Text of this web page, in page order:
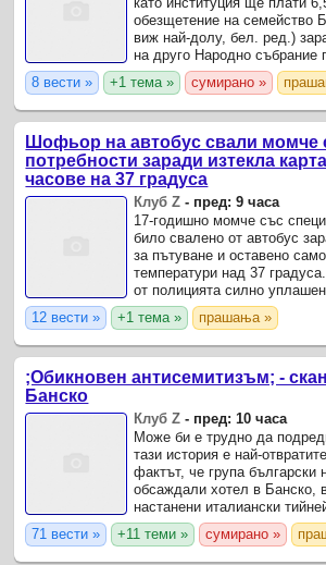
обезщетение на семейство
виж най-долу, бел. ред.)
на друго Народно събрание
присетих за поръчаните
кафета за 100 ...
8 вести » +1 тема » сумирано »
Шофьор на автобус свали момче
потребности заради изтекла
часове на 37 градуса
Клуб Z - пред: 9 часа
17-годишно момче със
било свалено от автобус
за пътуване и оставено
температури над 37
от полицията силно
съобщиха от Областната
Плевен.
12 вести » +1 тема » прашања »
;Обикновен антисемитизъм; -
Банско
Клуб Z - пред: 10 часа
Може би е трудно да
тази история е най-
фактът, че група български
обсаждали хотел в Банско,
настанени италиански
еврейските общности на
това, че облечените в
71 вести » +11 теми » сумирано »